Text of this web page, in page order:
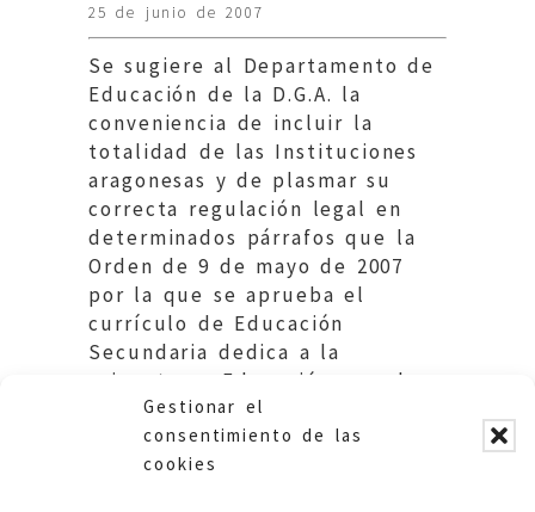
Gestionar el
consentimiento de las
cookies
25 de junio de 2007
Se sugiere al Departamento de
Educación de la D.G.A. la
conveniencia de incluir la
totalidad de las Instituciones
aragonesas y de plasmar su
correcta regulación legal en
determinados párrafos que la
Orden de 9 de mayo de 2007
por la que se aprueba el
currículo de Educación
Secundaria dedica a la
asignatura «Educación para la
Ciudadanía».